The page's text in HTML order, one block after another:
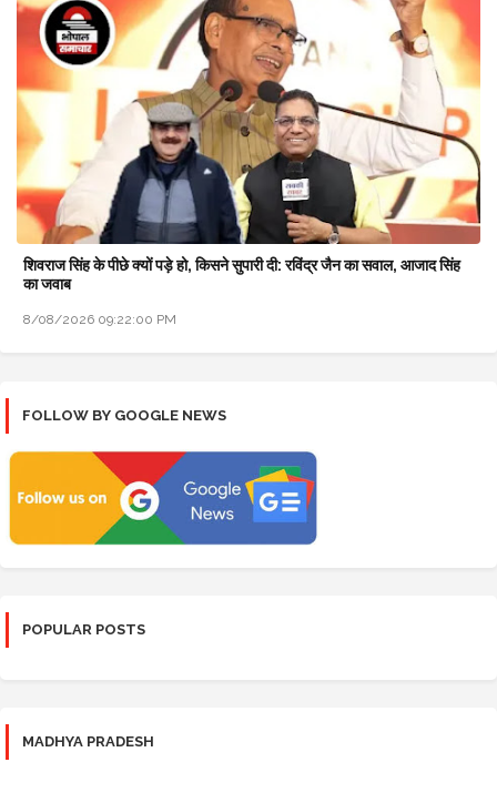
शिवराज सिंह के पीछे क्यों पड़े हो, किसने सुपारी दी: रविंद्र जैन का सवाल, आजाद सिंह
का जवाब
8/08/2026 09:22:00 PM
FOLLOW BY GOOGLE NEWS
POPULAR POSTS
MADHYA PRADESH